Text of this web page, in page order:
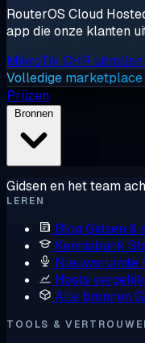
RouterOS Cloud
app die onze klanten
MikroTik CHR
Volledige
Prijzen
Gidsen en het team
LEREN
Blog Gidsen &
Kennisbank
Nieuwsruimte
Hosts
Alle bronnen
TOOLS &